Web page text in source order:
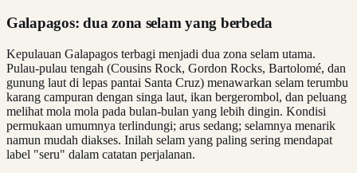
Galapagos: dua zona selam yang berbeda
Kepulauan Galapagos terbagi menjadi dua zona selam utama.
Pulau-pulau tengah (Cousins Rock, Gordon Rocks, Bartolomé, dan
gunung laut di lepas pantai Santa Cruz) menawarkan selam terumbu
karang campuran dengan singa laut, ikan bergerombol, dan peluang
melihat mola mola pada bulan-bulan yang lebih dingin. Kondisi
permukaan umumnya terlindungi; arus sedang; selamnya menarik
namun mudah diakses. Inilah selam yang paling sering mendapat
label "seru" dalam catatan perjalanan.